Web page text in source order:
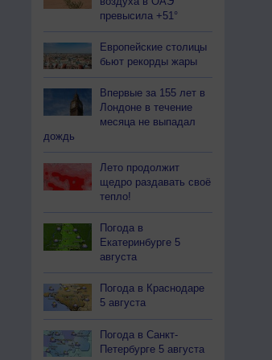
превысила +51°
Европейские столицы
бьют рекорды жары
Впервые за 155 лет в
Лондоне в течение
месяца не выпадал
дождь
Лето продолжит
щедро раздавать своё
тепло!
Погода в
Екатеринбурге 5
августа
Погода в Краснодаре
5 августа
Погода в Санкт-
Петербурге 5 августа